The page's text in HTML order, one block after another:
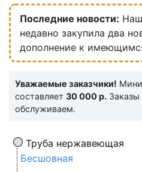
Последние новости:
недавно закупила два
дополнение к
Уважаемые заказчики!
составляет 30 000 р.
обслуживаем.
Труба нержавеющая
Бесшовная